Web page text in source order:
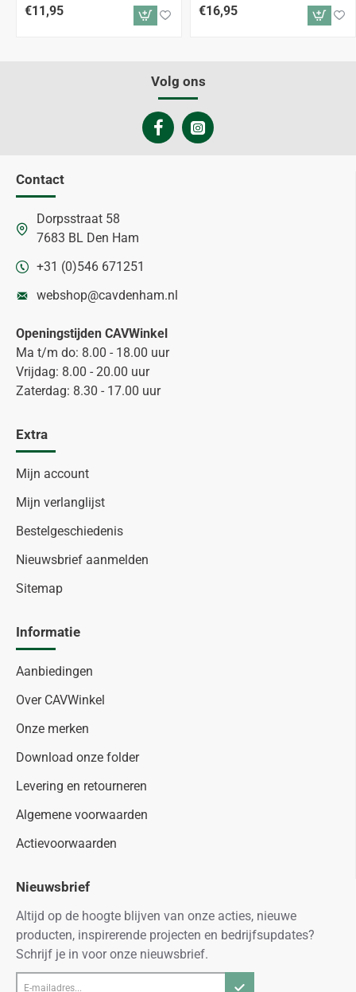
€11,95 €16,95
Volg ons
Contact
Dorpsstraat 58
7683 BL Den Ham
+31 (0)546 671251
webshop@cavdenham.nl
Openingstijden CAVWinkel
Ma t/m do: 8.00 - 18.00 uur
Vrijdag: 8.00 - 20.00 uur
Zaterdag: 8.30 - 17.00 uur
Extra
Mijn account
Mijn verlanglijst
Bestelgeschiedenis
Nieuwsbrief aanmelden
Sitemap
Informatie
Aanbiedingen
Over CAVWinkel
Onze merken
Download onze folder
Levering en retourneren
Algemene voorwaarden
Actievoorwaarden
Nieuwsbrief
Altijd op de hoogte blijven van onze acties, nieuwe
producten, inspirerende projecten en bedrijfsupdates?
Schrijf je in voor onze nieuwsbrief.